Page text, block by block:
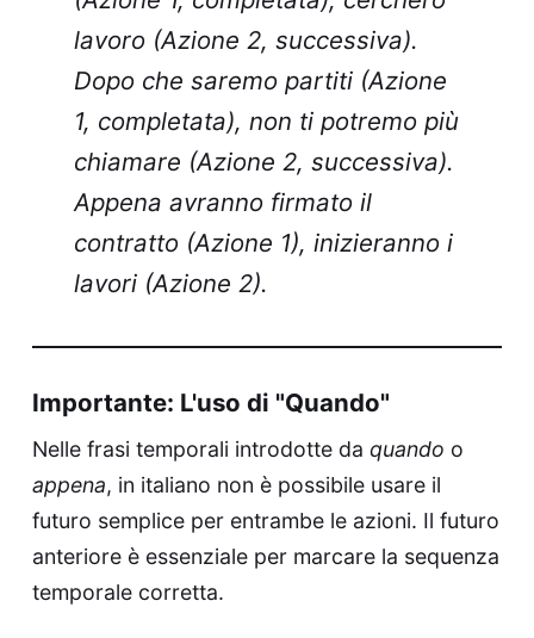
lavoro (Azione 2, successiva).
Dopo che saremo partiti (Azione
1, completata), non ti potremo più
chiamare (Azione 2, successiva).
Appena avranno firmato il
contratto (Azione 1), inizieranno i
lavori (Azione 2).
Importante: L'uso di "Quando"
Nelle frasi temporali introdotte da quando o
appena, in italiano non è possibile usare il
futuro semplice per entrambe le azioni. Il futuro
anteriore è essenziale per marcare la sequenza
temporale corretta.